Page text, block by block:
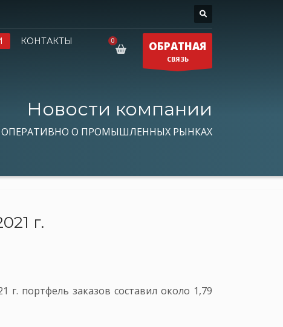
КОНТАКТЫ
ОБРАТНАЯ
СВЯЗЬ
Новости компании
О ПРОМЫШЛЕННЫХ РЫНКАХ
г.
г. портфель заказов составил около 1,79